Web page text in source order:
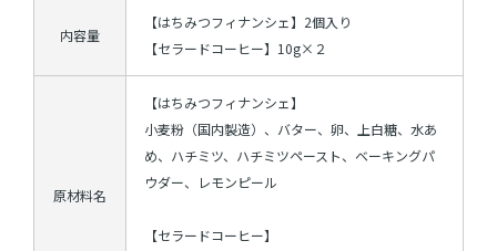
内容量
【はちみつフィナンシェ】2個入り
【セラードコーヒー】10g×２
原材料名
【はちみつフィナンシェ】
小麦粉（国内製造）、バター、卵、上白糖、水あ
め、ハチミツ、ハチミツペースト、ベーキングパ
ウダー、レモンピール
【セラードコーヒー】